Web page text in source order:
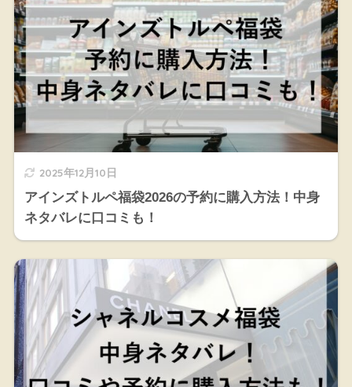
2025年12月10日
アインズトルペ福袋2026の予約に購入方法！中身
ネタバレに口コミも！